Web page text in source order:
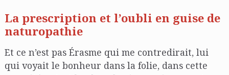
La prescription et l’oubli en guise de
naturopathie
Et ce n’est pas Érasme qui me contredirait, lui
qui voyait le bonheur dans la folie, dans cette